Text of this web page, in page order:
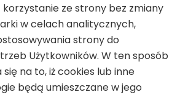
ze strony bez zmiany
w celach analitycznych,
strony do
Użytkowników. W ten sposób
na to, iż cookies lub inne
będą umieszczane w jego